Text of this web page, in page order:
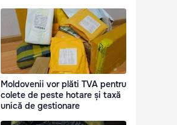
Moldovenii vor plăti TVA pentru
colete de peste hotare și taxă
unică de gestionare